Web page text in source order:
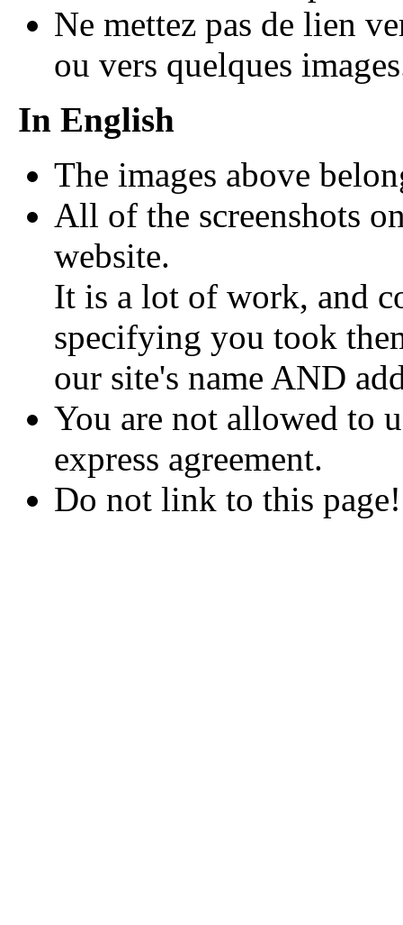
Ne mettez pas de lien
ou vers quelques
In English
The images above
All of the screenshots
website.
It is a lot of work, and
specifying you took
our site's name AND
You are not allowed to
express agreement.
Do not link to this